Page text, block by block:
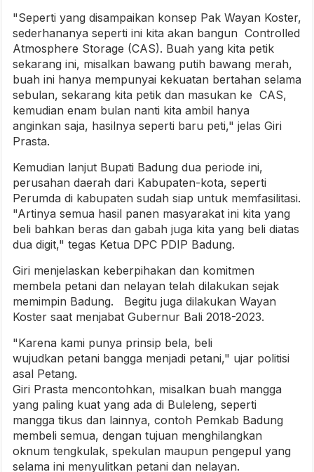
"Seperti yang disampaikan konsep Pak Wayan Koster,
sederhananya seperti ini kita akan bangun Controlled
Atmosphere Storage (CAS). Buah yang kita petik
sekarang ini, misalkan bawang putih bawang merah,
buah ini hanya mempunyai kekuatan bertahan selama
sebulan, sekarang kita petik dan masukan ke CAS,
kemudian enam bulan nanti kita ambil hanya
anginkan saja, hasilnya seperti baru peti," jelas Giri
Prasta.
Kemudian lanjut Bupati Badung dua periode ini,
perusahan daerah dari Kabupaten-kota, seperti
Perumda di kabupaten sudah siap untuk memfasilitasi.
"Artinya semua hasil panen masyarakat ini kita yang
beli bahkan beras dan gabah juga kita yang beli diatas
dua digit," tegas Ketua DPC PDIP Badung.
Giri menjelaskan keberpihakan dan komitmen
membela petani dan nelayan telah dilakukan sejak
memimpin Badung. Begitu juga dilakukan Wayan
Koster saat menjabat Gubernur Bali 2018-2023.
"Karena kami punya prinsip bela, beli
wujudkan petani bangga menjadi petani," ujar politisi
asal Petang.
Giri Prasta mencontohkan, misalkan buah mangga
yang paling kuat yang ada di Buleleng, seperti
mangga tikus dan lainnya, contoh Pemkab Badung
membeli semua, dengan tujuan menghilangkan
oknum tengkulak, spekulan maupun pengepul yang
selama ini menyulitkan petani dan nelayan.